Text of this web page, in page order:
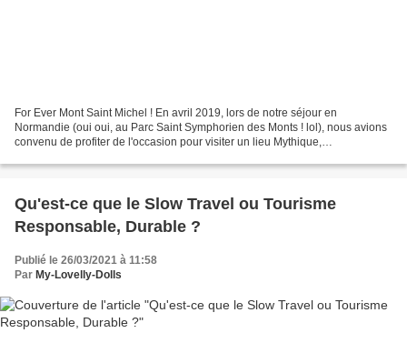
For Ever Mont Saint Michel ! En avril 2019, lors de notre séjour en
Normandie (oui oui, au Parc Saint Symphorien des Monts ! lol), nous avions
convenu de profiter de l'occasion pour visiter un lieu Mythique,
Qu'est-ce que le Slow Travel ou Tourisme
Responsable, Durable ?
Publié le 26/03/2021 à 11:58
Par My-Lovelly-Dolls